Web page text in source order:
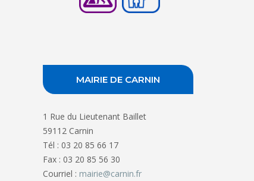
MAIRIE DE CARNIN
1 Rue du Lieutenant Baillet
59112 Carnin
Tél : 03 20 85 66 17
Fax : 03 20 85 56 30
Courriel : mairie@carnin.fr